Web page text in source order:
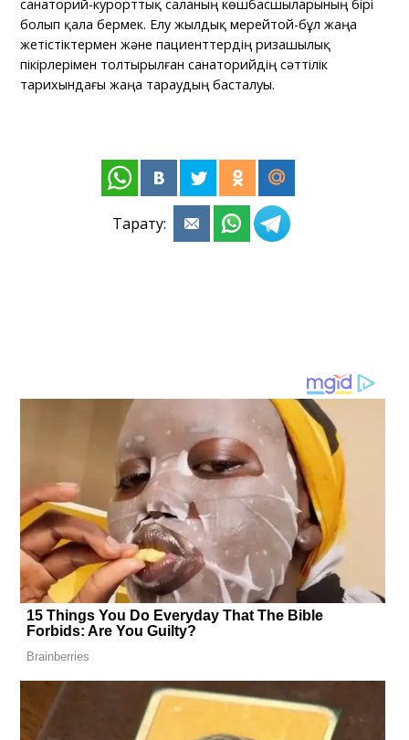
санаторий-курорттық саланың көшбасшыларының бірі
болып қала бермек. Елу жылдық мерейтой-бұл жаңа
жетістіктермен және пациенттердің ризашылық
пікірлерімен толтырылған санаторийдің сәттілік
тарихындағы жаңа тараудың басталуы.
Тарату: